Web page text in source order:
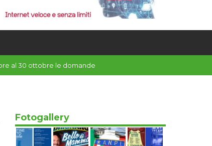
al 30 ottobre le domande
Fotogallery